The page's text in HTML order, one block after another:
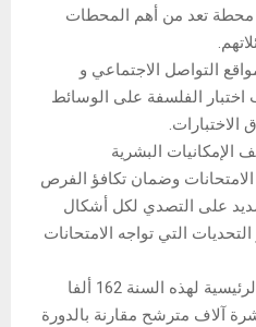
في محطة تعد من أهم المحطات
التواصل الاجتماعي و
اختبار الفلسفة على الوسائط
الاختبارات.
الإمكانيات البشرية
الامتحانات وضمان تكافؤ الفرص
على التصدي لكل أشكال
التي تواجه الامتحانات
ويبلغ عدد المترشحين للدورة الرئيسية لهذه السنة 162 ألفا
عشرة آلاف مترشح مقارنة بالدورة